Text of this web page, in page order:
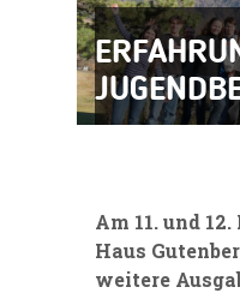
Am 11. und
Haus
weitere